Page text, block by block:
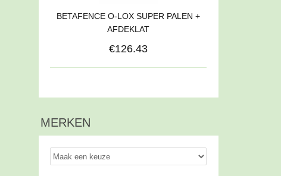
BETAFENCE O-LOX SUPER PALEN +
AFDEKLAT
€126.43
MERKEN